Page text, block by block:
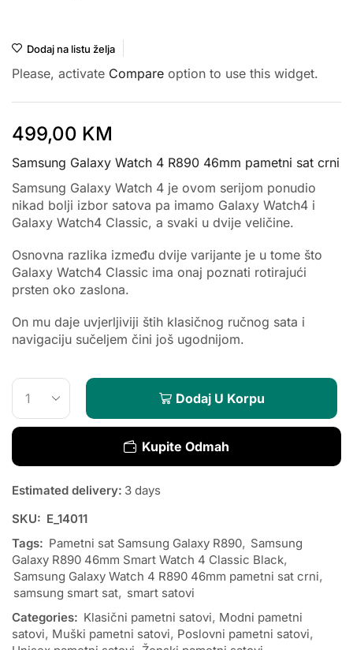
Dodaj na listu želja
Please, activate Compare option to use this widget.
499,00 KM
Samsung Galaxy Watch 4 R890 46mm pametni sat crni
Samsung Galaxy Watch 4 je ovom serijom ponudio
nikad bolji izbor satova pa imamo Galaxy Watch4 i
Galaxy Watch4 Classic, a svaki u dvije veličine.
Osnovna razlika između dvije varijante je u tome što
Galaxy Watch4 Classic ima onaj poznati rotirajući
prsten oko zaslona.
On mu daje uvjerljiviji štih klasičnog ručnog sata i
navigaciju sučeljem čini još ugodnijom.
Dodaj U Korpu
Kupite Odmah
Estimated delivery: 3 days
SKU: E_14011
Tags: Pametni sat Samsung Galaxy R890, Samsung
Galaxy R890 46mm Smart Watch 4 Classic Black,
Samsung Galaxy Watch 4 R890 46mm pametni sat crni,
samsung smart sat, smart satovi
Categories: Klasični pametni satovi, Modni pametni
satovi, Muški pametni satovi, Poslovni pametni satovi,